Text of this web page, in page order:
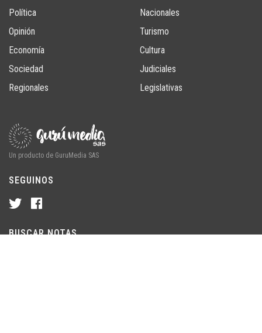
Política
Opinión
Economía
Sociedad
Regionales
Nacionales
Turismo
Cultura
Judiciales
Legislativas
Un producto de GuruMedia SAS
SEGUINOS
BUSCAR NOTAS